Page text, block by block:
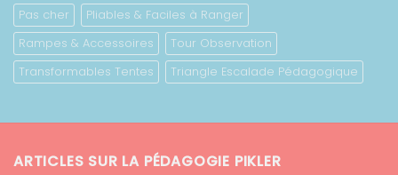
Pas cher
Pliables & Faciles à Ranger
Rampes & Accessoires
Tour Observation
Transformables Tentes
Triangle Escalade Pédagogique
ARTICLES SUR LA PÉDAGOGIE PIKLER